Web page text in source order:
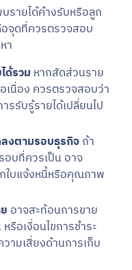
รายได้ค้างรับหรือลูก
จุดที่ควรตรวจสอบ
า
ด้รวม หากสัดส่วนราย
เนื่อง ควรตรวจสอบว่า
รรับรู้รายได้เปลี่ยนไป
งตามรอบธุรกิจถ้า
อบที่ควรเป็น อาจ
ใบแจ้งหนี้หรือคุณภาพ
อาจสะท้อนการขาย
รือเงื่อนไขการชำระ
ามเสี่ยงด้านการเก็บ